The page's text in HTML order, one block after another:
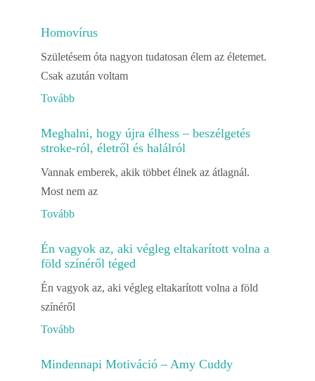
Homovírus
Születésem óta nagyon tudatosan élem az életemet.
Csak azután voltam
Tovább
Meghalni, hogy újra élhess – beszélgetés
stroke-ról, életről és halálról
Vannak emberek, akik többet élnek az átlagnál.
Most nem az
Tovább
Én vagyok az, aki végleg eltakarított volna a
föld színéről téged
Én vagyok az, aki végleg eltakarított volna a föld
színéről
Tovább
Mindennapi Motiváció – Amy Cuddy